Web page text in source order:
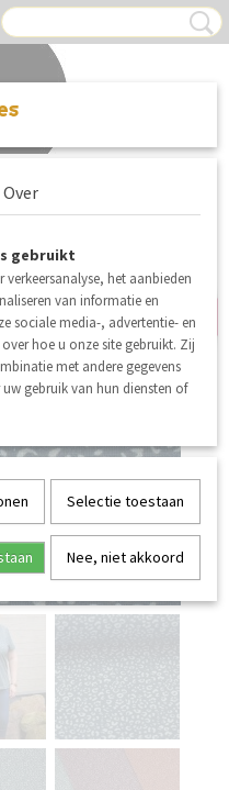
Over
gebruikt
het aanbieden
van informatie en
sociale media-, advertentie- en
hoe u onze site gebruikt. Zij
met andere gegevens
gebruik van hun diensten of
Selectie toestaan
Nee, niet akkoord